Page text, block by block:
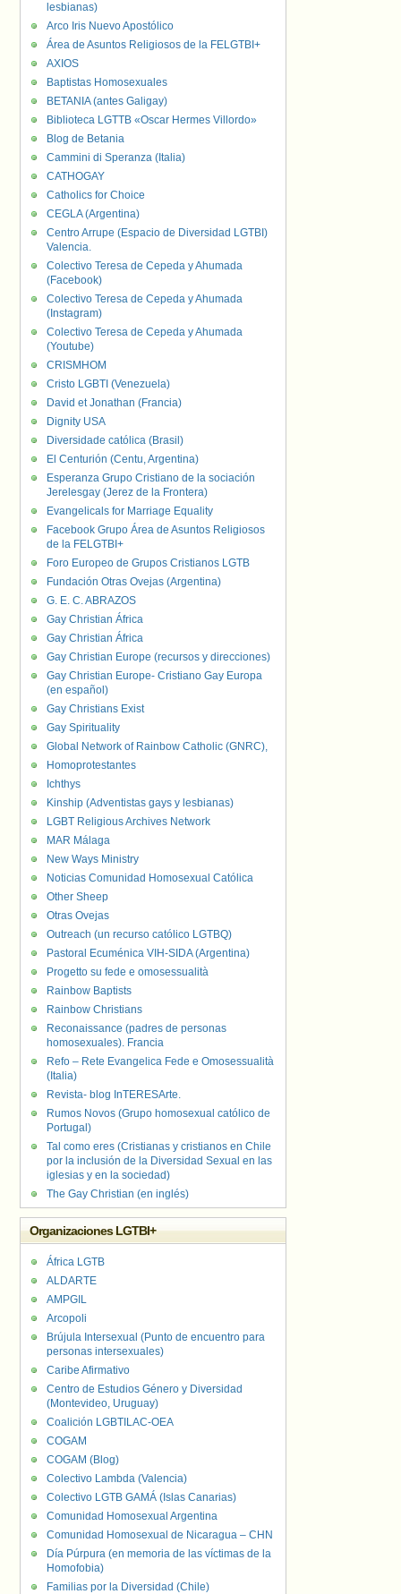
lesbianas)
Arco Iris Nuevo Apostólico
Área de Asuntos Religiosos de la FELGTBI+
AXIOS
Baptistas Homosexuales
BETANIA (antes Galigay)
Biblioteca LGTTB «Oscar Hermes Villordo»
Blog de Betania
Cammini di Speranza (Italia)
CATHOGAY
Catholics for Choice
CEGLA (Argentina)
Centro Arrupe (Espacio de Diversidad LGTBI)
Valencia.
Colectivo Teresa de Cepeda y Ahumada
(Facebook)
Colectivo Teresa de Cepeda y Ahumada
(Instagram)
Colectivo Teresa de Cepeda y Ahumada
(Youtube)
CRISMHOM
Cristo LGBTI (Venezuela)
David et Jonathan (Francia)
Dignity USA
Diversidade católica (Brasil)
El Centurión (Centu, Argentina)
Esperanza Grupo Cristiano de la sociación
Jerelesgay (Jerez de la Frontera)
Evangelicals for Marriage Equality
Facebook Grupo Área de Asuntos Religiosos
de la FELGTBI+
Foro Europeo de Grupos Cristianos LGTB
Fundación Otras Ovejas (Argentina)
G. E. C. ABRAZOS
Gay Christian África
Gay Christian África
Gay Christian Europe (recursos y direcciones)
Gay Christian Europe- Cristiano Gay Europa
(en español)
Gay Christians Exist
Gay Spirituality
Global Network of Rainbow Catholic (GNRC),
Homoprotestantes
Ichthys
Kinship (Adventistas gays y lesbianas)
LGBT Religious Archives Network
MAR Málaga
New Ways Ministry
Noticias Comunidad Homosexual Católica
Other Sheep
Otras Ovejas
Outreach (un recurso católico LGTBQ)
Pastoral Ecuménica VIH-SIDA (Argentina)
Progetto su fede e omosessualità
Rainbow Baptists
Rainbow Christians
Reconaissance (padres de personas
homosexuales). Francia
Refo – Rete Evangelica Fede e Omosessualità
(Italia)
Revista- blog InTERESArte.
Rumos Novos (Grupo homosexual católico de
Portugal)
Tal como eres (Cristianas y cristianos en Chile
por la inclusión de la Diversidad Sexual en las
iglesias y en la sociedad)
The Gay Christian (en inglés)
Organizaciones LGTBI+
África LGTB
ALDARTE
AMPGIL
Arcopoli
Brújula Intersexual (Punto de encuentro para
personas intersexuales)
Caribe Afirmativo
Centro de Estudios Género y Diversidad
(Montevideo, Uruguay)
Coalición LGBTILAC-OEA
COGAM
COGAM (Blog)
Colectivo Lambda (Valencia)
Colectivo LGTB GAMÁ (Islas Canarias)
Comunidad Homosexual Argentina
Comunidad Homosexual de Nicaragua – CHN
Día Púrpura (en memoria de las víctimas de la
Homofobia)
Familias por la Diversidad (Chile)